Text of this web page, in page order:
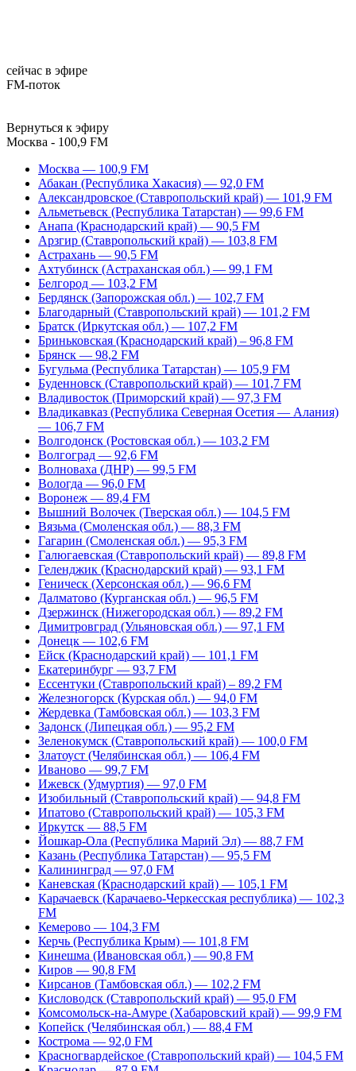
сейчас в эфире
FM-поток
Вернуться к эфиру
Москва - 100,9 FM
Москва — 100,9 FM
Абакан (Республика Хакасия) — 92,0 FM
Александровское (Ставропольский край) — 101,9 FM
Альметьевск (Республика Татарстан) — 99,6 FM
Анапа (Краснодарский край) — 90,5 FM
Арзгир (Ставропольский край) — 103,8 FM
Астрахань — 90,5 FM
Ахтубинск (Астраханская обл.) — 99,1 FM
Белгород — 103,2 FM
Бердянск (Запорожская обл.) — 102,7 FM
Благодарный (Ставропольский край) — 101,2 FM
Братск (Иркутская обл.) — 107,2 FM
Бриньковская (Краснодарский край) – 96,8 FM
Брянск — 98,2 FM
Бугульма (Республика Татарстан) — 105,9 FM
Буденновск (Ставропольский край) — 101,7 FM
Владивосток (Приморский край) — 97,3 FM
Владикавказ (Республика Северная Осетия — Алания)
— 106,7 FM
Волгодонск (Ростовская обл.) — 103,2 FM
Волгоград — 92,6 FM
Волноваха (ДНР) — 99,5 FM
Вологда — 96,0 FM
Воронеж — 89,4 FM
Вышний Волочек (Тверская обл.) — 104,5 FM
Вязьма (Смоленская обл.) — 88,3 FM
Гагарин (Смоленская обл.) — 95,3 FM
Галюгаевская (Ставропольский край) — 89,8 FM
Геленджик (Краснодарский край) — 93,1 FM
Геническ (Херсонская обл.) — 96,6 FM
Далматово (Курганская обл.) — 96,5 FM
Дзержинск (Нижегородская обл.) — 89,2 FM
Димитровград (Ульяновская обл.) — 97,1 FM
Донецк — 102,6 FM
Ейск (Краснодарский край) — 101,1 FM
Екатеринбург — 93,7 FM
Ессентуки (Ставропольский край) – 89,2 FM
Железногорск (Курская обл.) — 94,0 FM
Жердевка (Тамбовская обл.) — 103,3 FM
Задонск (Липецкая обл.) — 95,2 FM
Зеленокумск (Ставропольский край) — 100,0 FM
Златоуст (Челябинская обл.) — 106,4 FM
Иваново — 99,7 FM
Ижевск (Удмуртия) — 97,0 FM
Изобильный (Ставропольский край) — 94,8 FM
Ипатово (Ставропольский край) — 105,3 FM
Иркутск — 88,5 FM
Йошкар-Ола (Республика Марий Эл) — 88,7 FM
Казань (Республика Татарстан) — 95,5 FM
Калининград — 97,0 FM
Каневская (Краснодарский край) — 105,1 FM
Карачаевск (Карачаево-Черкесская республика) — 102,3
FM
Кемерово — 104,3 FM
Керчь (Республика Крым) — 101,8 FM
Кинешма (Ивановская обл.) — 90,8 FM
Киров — 90,8 FM
Кирсанов (Тамбовская обл.) — 102,2 FM
Кисловодск (Ставропольский край) — 95,0 FM
Комсомольск-на-Амуре (Хабаровский край) — 99,9 FM
Копейск (Челябинская обл.) — 88,4 FM
Кострома — 92,0 FM
Красногвардейское (Ставропольский край) — 104,5 FM